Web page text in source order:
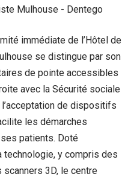
immédiate de l’Hôtel de
se distingue par son
de pointe accessibles
avec la Sécurité sociale
de dispositifs
les démarches
patients. Doté
technologie, y compris des
3D, le centre